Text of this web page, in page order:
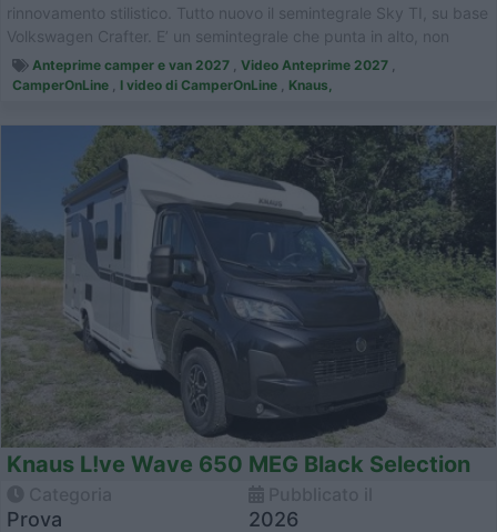
rinnovamento stilistico. Tutto nuovo il semintegrale Sky TI, su base
Volkswagen Crafter. E’ un semintegrale che punta in alto, non
solo...Anteprime camper e van 2027 Video Anteprime 2027
CamperOnLine
I video di CamperOnLine Knaus,
Knaus L!ve Wave 650 MEG Black Selection
Prova 2026